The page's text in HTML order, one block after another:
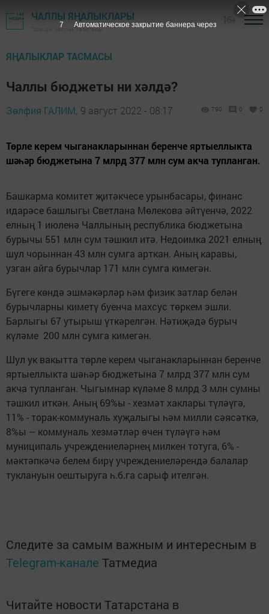
ЧАЛЛЫ ЯҢАЛЫКЛАРЫ
"Шәһри Чаллы" газетасы
ЯҢАЛЫКЛАР ТАСМАСЫ
Чаллы бюджеты ни хәлдә?
Зөлфия ГАЛИМ, 9 август 2022 - 08:17 790 0 0
Төрле керем чыганакларыннан беренче яртыеллыкта
шәһәр бюджетына 7 млрд 377 млн сум акча тупланган.
Башкарма комитет җитәкчесе урынбасары, финанс
идарәсе башлыгы Светлана Мөлекова әйтүенчә, 2022
елның 1 июленә Чаллының республика бюджетына
бурычы 551 млн сум тәшкил итә. Недоимка 2021 елның
шул чорыннан 43 млн сумга арткан. Аның каравы,
узган айга бурычлар 171 млн сумга кимегән.
Бүгеге көндә эшмәкәрләр һәм физик затлар белән
бурычларны киметү буенча махсус төркем эшли.
Барлыгы 67 утырыш үткәрелгән. Нәтиҗәдә бурыч
күләме 200 млн сумга кимегән.
Шул ук вакытта төрле керем чыганакларыннан беренче
яртыеллыкта шәһәр бюджетына 7 млрд 377 млн сум
акча тупланган. Чыгымнар күләме 8 млрд 3 млн сумны
тәшкил иткән. Аның 69%ы - хезмәт хаклары түләүгә,
11% - торак-коммуналь хуҗалыгы һәм милли сәясәткә,
8%ы – коммуналь хезмәтләр өчен түләүгә һәм
муниципаль учреҗдениеләрнең милкен тотуга, 6% -
мәктәпкәчә белем бирү учреждениеләрендә балалар
туклануын оештыруга һ.б.га сарыф ителгән.
Следите за самым важным и интересным в
Telegram-канале Татмедиа
Читайте новости Татарстана в
6 Автоматическое закрытие баннера через